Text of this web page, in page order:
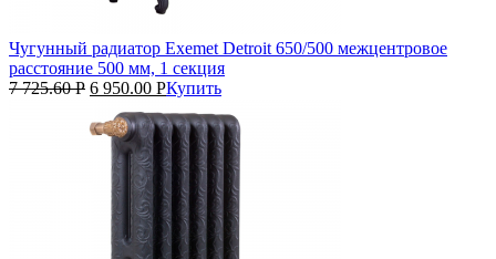
Чугунный радиатор Exemet Detroit 650/500 межцентровое
расстояние 500 мм, 1 секция
7 725.60Р 6 950.00 РКупить